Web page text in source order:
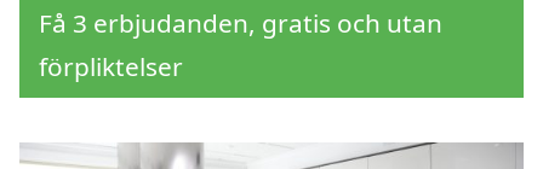
Få 3 erbjudanden, gratis och utan
förpliktelser